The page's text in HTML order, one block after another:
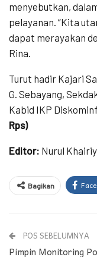
menyebutkan,
pelayanan. “Kita
dapat merayakan
Rina.
Turut hadir Kajari
G. Sebayang,
Kabid IKP
Rps)
Editor: Nurul
Bagikan
POS SEBELUMNYA
Pimpin Monitoring